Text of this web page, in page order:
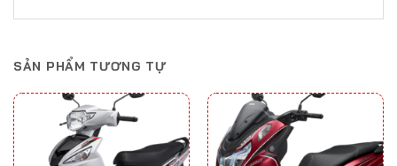
SẢN PHẨM TƯƠNG TỰ